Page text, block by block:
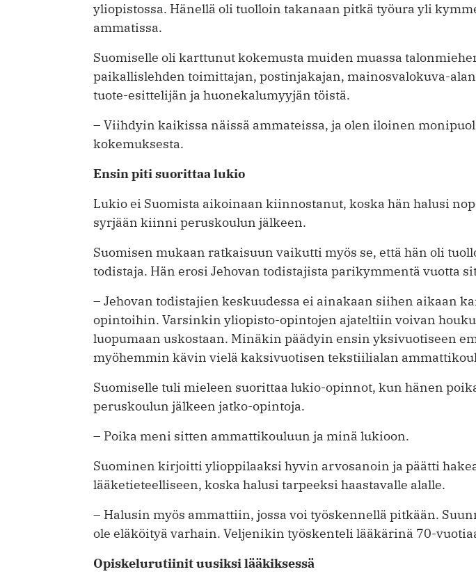
yliopistossa. Hänellä oli tuolloin takanaan pitkä työura yli
ammatissa.
Suomiselle oli karttunut kokemusta muiden muassa
paikallislehden toimittajan, postinjakajan, mainosvalokuva-
tuote-esittelijän ja huonekalumyyjän töistä.
– Viihdyin kaikissa näissä ammateissa, ja olen iloinen
kokemuksesta.
Ensin piti suorittaa lukio
Lukio ei Suomista aikoinaan kiinnostanut, koska hän halusi
syrjään kiinni peruskoulun jälkeen.
Suomisen mukaan ratkaisuun vaikutti myös se, että hän oli
todistaja. Hän erosi Jehovan todistajista parikymmentä vuotta
– Jehovan todistajien keskuudessa ei ainakaan siihen aikaan
opintoihin. Varsinkin yliopisto-opintojen ajateltiin voivan
luopumaan uskostaan. Minäkin päädyin ensin yksivuotiseen
myöhemmin kävin vielä kaksivuotisen tekstiilialan
Suomiselle tuli mieleen suorittaa lukio-opinnot, kun hänen
peruskoulun jälkeen jatko-opintoja.
– Poika meni sitten ammattikouluun ja minä lukioon.
Suominen kirjoitti ylioppilaaksi hyvin arvosanoin ja päätti
lääketieteelliseen, koska halusi tarpeeksi haastavalle alalle.
– Halusin myös ammattiin, jossa voi työskennellä pitkään.
ole eläköityä varhain. Veljenikin työskenteli lääkärinä 70-
Opiskelurutiinit uusiksi lääkiksessä